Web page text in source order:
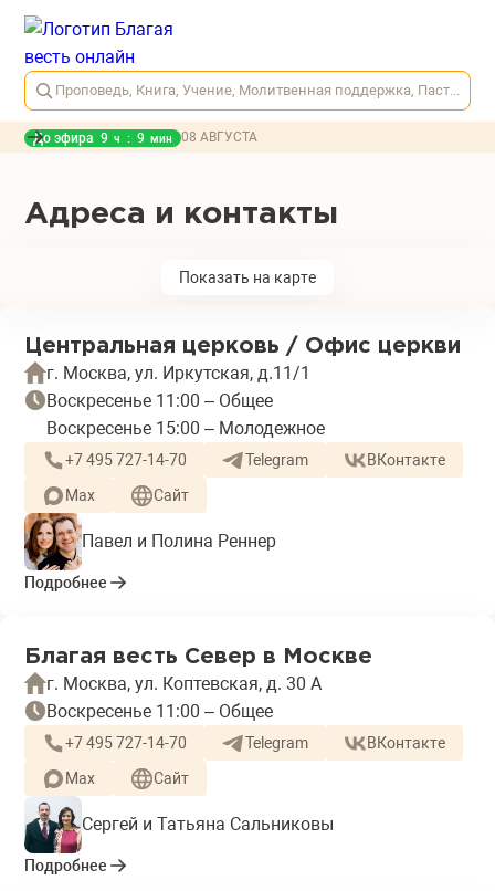
Проповедь, Книга, Учение, Молитвенная поддержка, Пасторский портал
До эфира 9 ч : 9 мин 08 АВГУСТА
Адреса и контакты
Показать на карте
Центральная церковь / Офис церкви
г. Москва, ул. Иркутская, д.11/1
Воскресенье 11:00 – Общее
Воскресенье 15:00 – Молодежное
+7 495 727-14-70 Telegram
ВКонтакте
Max
Сайт
Павел и Полина Реннер
Подробнее
Благая весть Север в Москве
г. Москва, ул. Коптевская, д. 30 А
Воскресенье 11:00 – Общее
+7 495 727-14-70 Telegram
ВКонтакте
Max
Сайт
Сергей и Татьяна Сальниковы
Подробнее